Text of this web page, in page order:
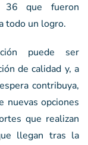
que fueron
todo un logro.
puede ser
de calidad y, a
contribuya,
nuevas opciones
que realizan
llegan tras la